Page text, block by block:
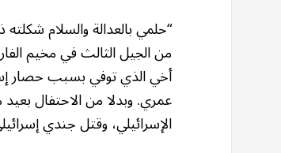
“حلمي بالعدالة والسلام
من الجيل الثالث في مخيم
أخي الذي توفي بسبب حصار
عمري. وبدلا من الاحتفال
الإسرائيلي، وقتل جندي